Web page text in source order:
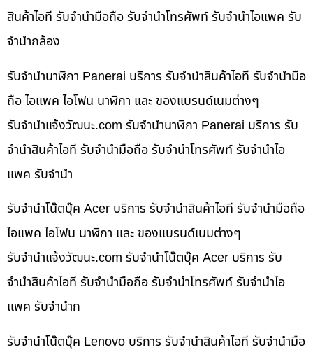
สินค้าไอที รับจำนำมือถือ รับจำนำโทรศัพท์ รับจำนำไอแพค รับ
จำนำกล้อง
รับจำนำนาฬิกา Panerai บริการ รับจำนำสินค้าไอที รับจำนำมือ
ถือ ไอแพค ไอโฟน นาฬิกา และ ของแบรนด์เนมต่างๆ
รับจํานําแจ้งวัฒนะ.com รับจำนำนาฬิกา Panerai บริการ รับ
จำนำสินค้าไอที รับจำนำมือถือ รับจำนำโทรศัพท์ รับจำนำไอ
แพค รับจำนำ
รับจำนำโน๊ตบุ๊ค Acer บริการ รับจำนำสินค้าไอที รับจำนำมือถือ
ไอแพค ไอโฟน นาฬิกา และ ของแบรนด์เนมต่างๆ
รับจํานําแจ้งวัฒนะ.com รับจำนำโน๊ตบุ๊ค Acer บริการ รับ
จำนำสินค้าไอที รับจำนำมือถือ รับจำนำโทรศัพท์ รับจำนำไอ
แพค รับจำนำก
รับจำนำโน๊ตบุ๊ค Lenovo บริการ รับจำนำสินค้าไอที รับจำนำมือ